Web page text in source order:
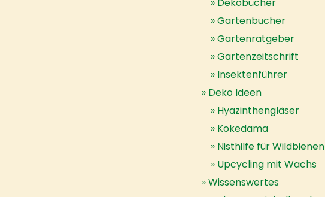
Gartenbücher
Gartenratgeber
Gartenzeitschrift
Insektenführer
Deko Ideen
Hyazinthengläser
Kokedama
Nisthilfe für Wildbienen
Upcycling mit Wachs
Wissenswertes